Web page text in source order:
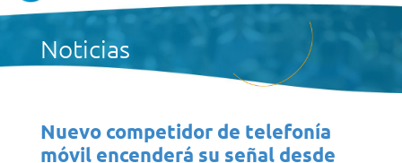
Noticias
Nuevo competidor de telefonía
móvil encenderá su señal desde